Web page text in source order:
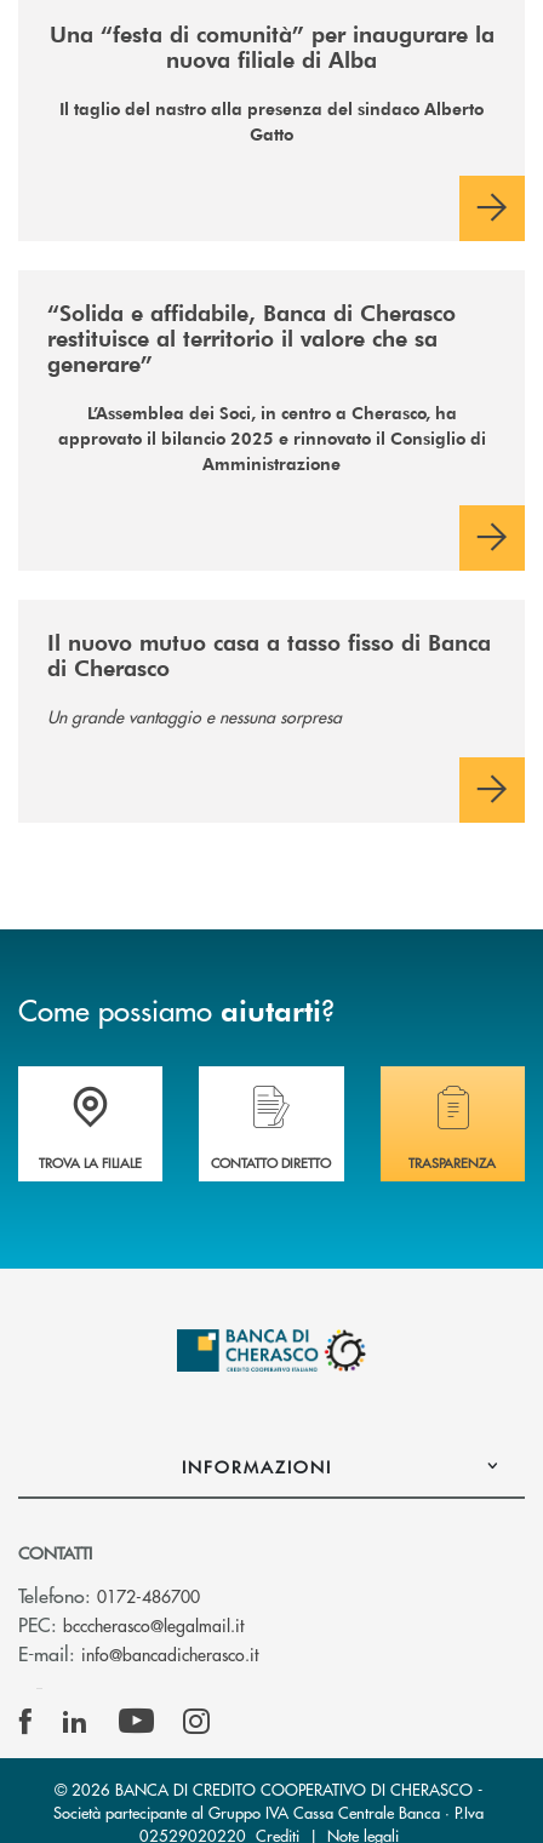
Una “festa di comunità” per inaugurare la
nuova filiale di Alba
Il taglio del nastro alla presenza del sindaco Alberto
Gatto
“Solida e affidabile, Banca di Cherasco
restituisce al territorio il valore che sa
generare”
L’Assemblea dei Soci, in centro a Cherasco, ha
approvato il bilancio 2025 e rinnovato il Consiglio di
Amministrazione
Il nuovo mutuo casa a tasso fisso di Banca
di Cherasco
Un grande vantaggio e nessuna sorpresa
Come possiamo aiutarti?
Accedi all' elenco completo delle filiali .
TROVA LA FILIALE
Hai bisogno di assistenza immediata?
CONTATTO DIRETTO
Hai bisogno di
TRASPARENZA
INFORMAZIONI
CONTATTI
Telefono: 0172-486700
PEC: bcccherasco@legalmail.it(si apre l’app di posta elettronica)
E-mail: info@bancadicherasco.it(si apre l’app di posta elettronica)
© 2026 BANCA DI CREDITO COOPERATIVO DI CHERASCO -
Società partecipante al Gruppo IVA Cassa Centrale Banca · P.Iva
02529020220 Crediti| Note legali